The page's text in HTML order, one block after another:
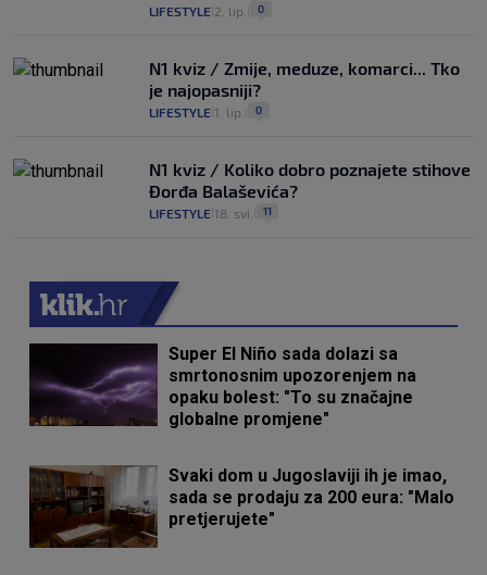
LIFESTYLE 2. lip. 0
N1 kviz / Zmije, meduze, komarci... Tko
je najopasniji?
LIFESTYLE 1. lip. 0
N1 kviz / Koliko dobro poznajete stihove
Đorđa Balaševića?
LIFESTYLE 18. svi. 11
Super El Niño sada dolazi sa
smrtonosnim upozorenjem na
opaku bolest: "To su značajne
globalne promjene"
Svaki dom u Jugoslaviji ih je imao,
sada se prodaju za 200 eura: "Malo
pretjerujete"